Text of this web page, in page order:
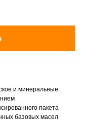
и минеральные
пакета
базовых масел